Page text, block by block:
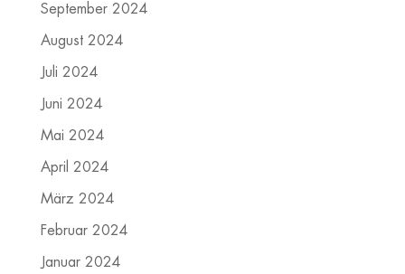
September 2024
August 2024
Juli 2024
Juni 2024
Mai 2024
April 2024
März 2024
Februar 2024
Januar 2024